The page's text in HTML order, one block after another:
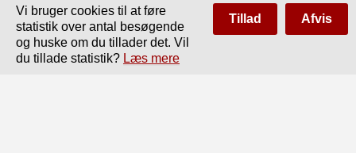
Vi bruger cookies til at føre
statistik over antal besøgende
og huske om du tillader det. Vil
du tillade statistik? Læs mere
Tillad Afvis